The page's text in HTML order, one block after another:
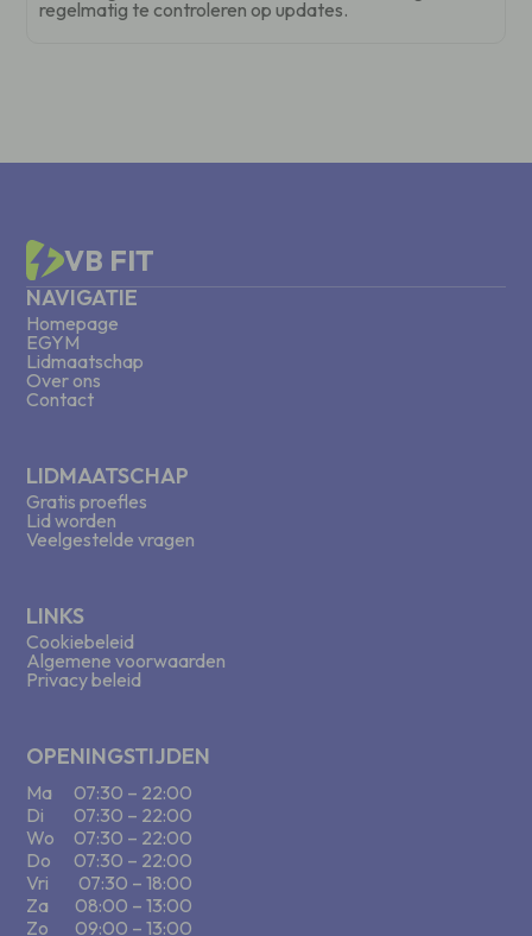
regelmatig te controleren op updates.
VB FIT
NAVIGATIE
Homepage
EGYM
Lidmaatschap
Over ons
Contact
LIDMAATSCHAP
Gratis proefles
Lid worden
Veelgestelde vragen
LINKS
Cookiebeleid
Algemene voorwaarden
Privacy beleid
OPENINGSTIJDEN
Ma
07:30 – 22:00
Di
07:30 – 22:00
Wo
07:30 – 22:00
Do
07:30 – 22:00
Vri
07:30 – 18:00
Za
08:00 – 13:00
Zo
09:00 – 13:00